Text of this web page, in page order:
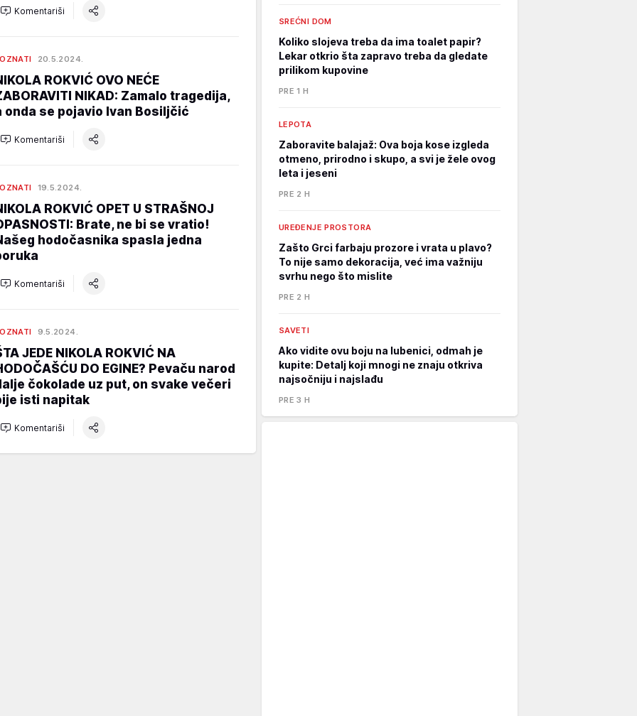
Komentariši
20.5.2024.
ROKVIĆ OVO NEĆE
NIKAD: Zamalo tragedija,
onda se pojavio Ivan Bosiljčić
Komentariši
19.5.2024.
ROKVIĆ OPET U STRAŠNOJ
Brate, ne bi se vratio!
hodočasnika spasla jedna
Komentariši
9.5.2024.
JEDE NIKOLA ROKVIĆ NA
DO EGINE? Pevaču narod
čokolade uz put, on svake večeri
isti napitak
Komentariši
SREĆNI DOM
Koliko slojeva treba da ima toalet papir?
Lekar otkrio šta zapravo treba da gledate
prilikom kupovine
PRE 1 H
LEPOTA
Zaboravite balajaž: Ova boja kose izgleda
otmeno, prirodno i skupo, a svi je žele ovog
leta i jeseni
PRE 2 H
UREĐENJE PROSTORA
Zašto Grci farbaju prozore i vrata u plavo?
To nije samo dekoracija, već ima važniju
svrhu nego što mislite
PRE 2 H
SAVETI
Ako vidite ovu boju na lubenici, odmah je
kupite: Detalj koji mnogi ne znaju otkriva
najsočniju i najslađu
PRE 3 H